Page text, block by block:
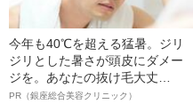
今年も40℃を超える猛暑。ジリ
ジリとした暑さが頭皮にダメー
ジを。あなたの抜け毛大丈
夫！？
PR（銀座総合美容クリニック）